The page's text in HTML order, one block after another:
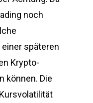
noch
späteren
Krypto-
können. Die